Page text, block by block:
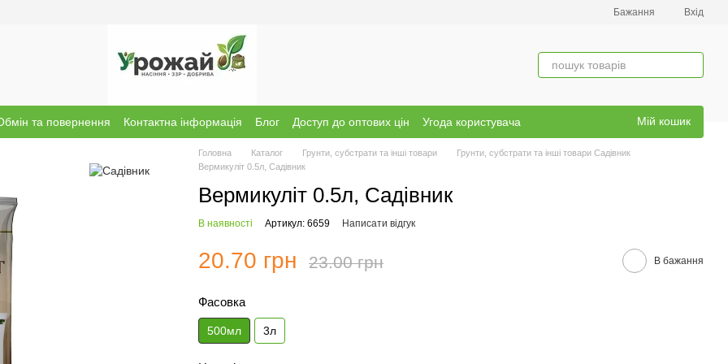
Бажання Вхід
та повернення Контактна інформація Блог Доступ до оптових цін
Угода користувача
Мій кошик
Головна Каталог Грунти, субстрати та інші товари
Грунти, субстрати та інші товари Садівник
Вермикуліт 0.5л, Садівник
Вермикуліт 0.5л, Садівник
В наявності Артикул: 6659 Написати відгук
20.70 грн 23.00 грн В бажання
Фасовка
500мл 3л